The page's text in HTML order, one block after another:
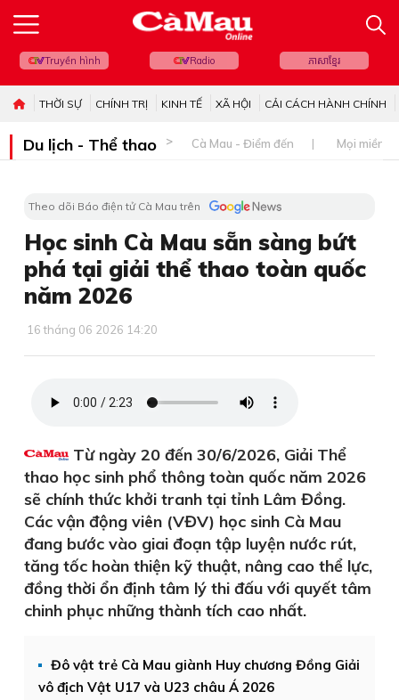
Truyền hình Radio ភាសាខ្មែរ
THỜI SỰ CHÍNH TRỊ KINH TẾ XÃ HỘI CẢI CÁCH HÀNH CHÍNH
Du lịch - Thể thao Cà Mau - Điểm đến Mọi miền
Theo dõi Báo điện tử Cà Mau trên
Học sinh Cà Mau sẵn sàng bứt
phá tại giải thể thao toàn quốc
năm 2026
16 tháng 06 2026 14:20
Từ ngày 20 đến 30/6/2026, Giải Thể
thao học sinh phổ thông toàn quốc năm 2026
sẽ chính thức khởi tranh tại tỉnh Lâm Đồng.
Các vận động viên (VĐV) học sinh Cà Mau
đang bước vào giai đoạn tập luyện nước rút,
tăng tốc hoàn thiện kỹ thuật, nâng cao thể lực,
đồng thời ổn định tâm lý thi đấu với quyết tâm
chinh phục những thành tích cao nhất.
Đô vật trẻ Cà Mau giành Huy chương Đồng Giải
vô địch Vật U17 và U23 châu Á 2026